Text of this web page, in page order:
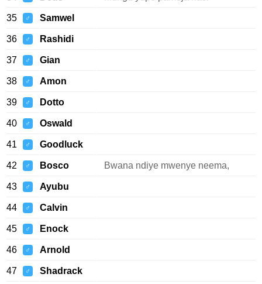
35 ♂ Samwel
36 ♂ Rashidi
37 ♂ Gian
38 ♂ Amon
39 ♂ Dotto
40 ♂ Oswald
41 ♂ Goodluck
42 ♂ Bosco Bwana ndiye mwenye neema,
43 ♂ Ayubu
44 ♂ Calvin
45 ♂ Enock
46 ♂ Arnold
47 ♂ Shadrack